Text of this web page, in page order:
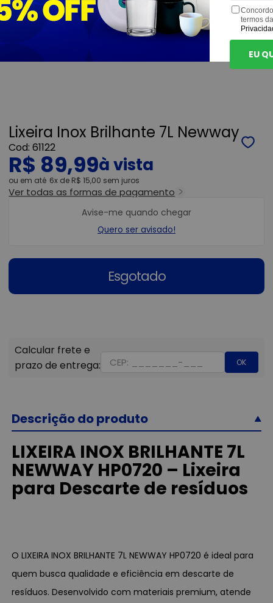
Lixeira Inox Brilhante 7L Newway
61122
R$ 89,99
ou 6x de R$ 15,00 sem juros
Ver todas as formas de pagamento
Esgotado
Avise-me quando chegar
Quero ser avisado!
OK
Descrição do produto
LIXEIRA INOX BRILHANTE 7L
NEWWAY HP0720 – Lixeira
para Descarte de resíduos
O LIXEIRA INOX BRILHANTE 7L NEWWAY HP0720 é ideal para
quem busca qualidade e eficiência em descarte de
resíduos. Desenvolvido com materiais premium, atende
termos
EU